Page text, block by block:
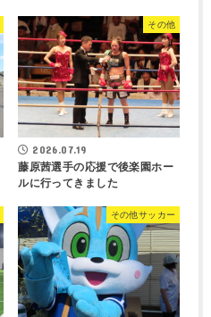
その他
2026.07.19
藤原茜選手の応援で後楽園ホー
ルに行ってきました
その他サッカー